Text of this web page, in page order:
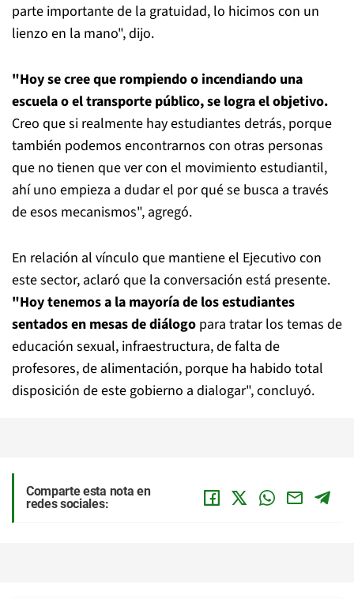
parte importante de la gratuidad, lo hicimos con un
lienzo en la mano", dijo.
"Hoy se cree que rompiendo o incendiando una
escuela o el transporte público, se logra el objetivo.
Creo que si realmente hay estudiantes detrás, porque
también podemos encontrarnos con otras personas
que no tienen que ver con el movimiento estudiantil,
ahí uno empieza a dudar el por qué se busca a través
de esos mecanismos", agregó.
En relación al vínculo que mantiene el Ejecutivo con
este sector, aclaró que la conversación está presente.
"Hoy tenemos a la mayoría de los estudiantes
sentados en mesas de diálogo para tratar los temas de
educación sexual, infraestructura, de falta de
profesores, de alimentación, porque ha habido total
disposición de este gobierno a dialogar", concluyó.
Comparte esta nota en
redes sociales: